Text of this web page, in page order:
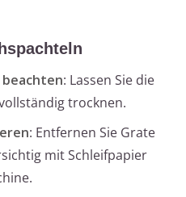
: Lassen Sie die
trocknen.
: Entfernen Sie Grate
mit Schleifpapier